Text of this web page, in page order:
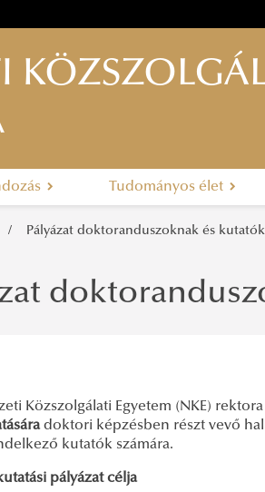
Tudományos élet
Pályázat doktoranduszoknak és
Közszolgálati Egyetem (NKE)
doktori képzésben részt vevő
kutatók számára.
pályázat célja